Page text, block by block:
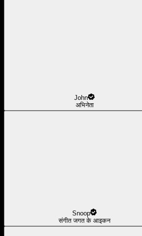
John
अभिनेता
Snoop
संगीत जगत के आइकन